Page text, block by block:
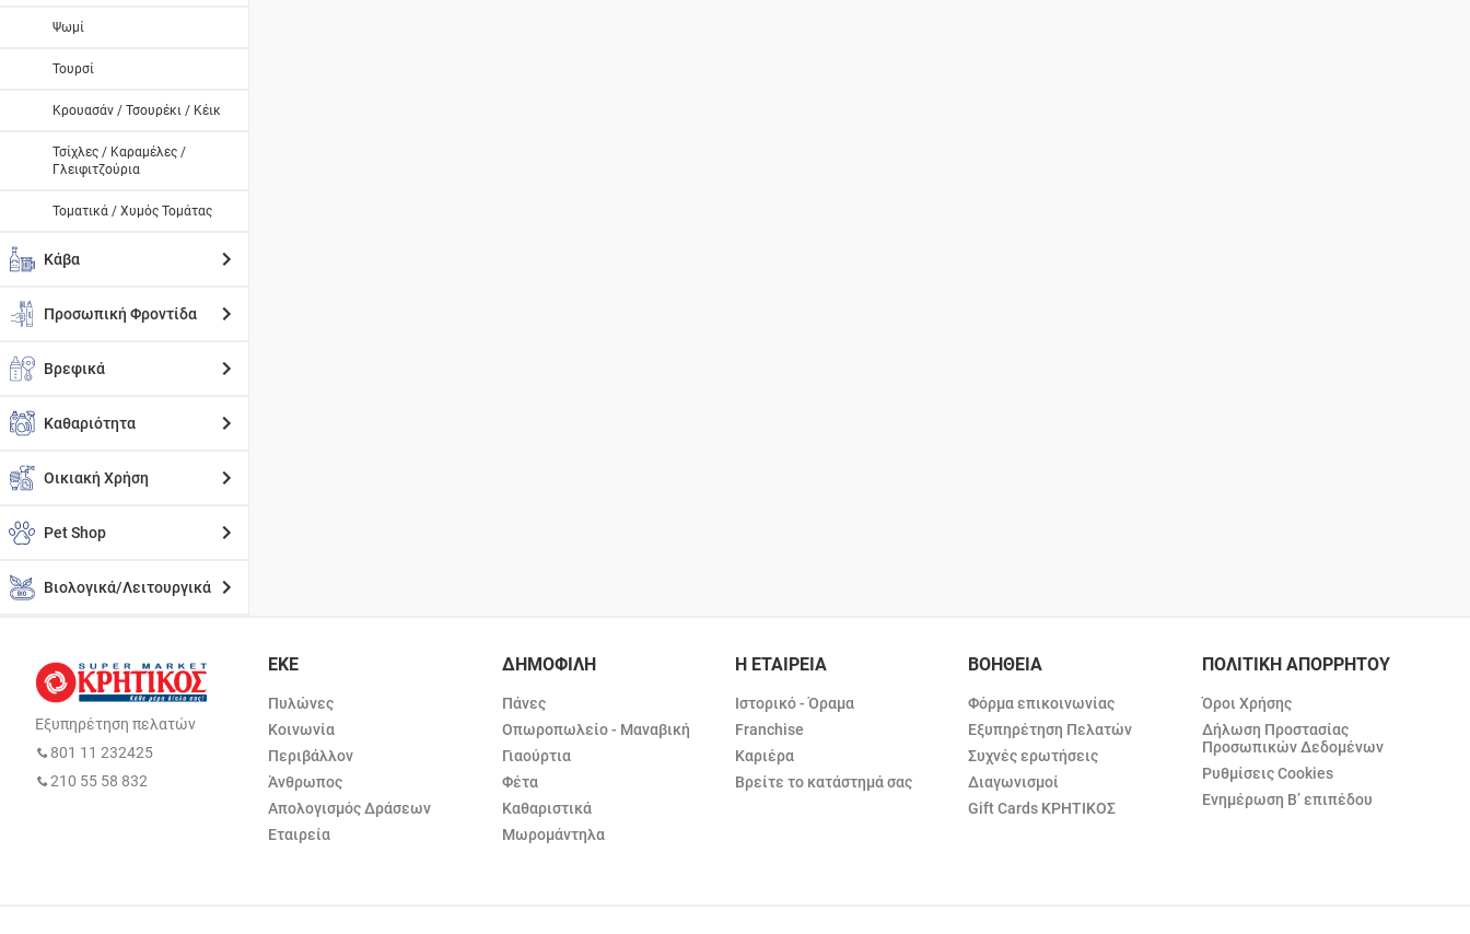
Ψωμί
Τουρσί
Κρουασάν / Τσουρέκι / Κέικ
Τσίχλες / Καραμέλες /
Γλειφιτζούρια
Τοματικά / Χυμός Τομάτας
Κάβα
Προσωπική Φροντίδα
Βρεφικά
Καθαριότητα
Οικιακή Χρήση
Pet Shop
Βιολογικά/Λειτουργικά
Εξυπηρέτηση πελατών
801 11 232425
210 55 58 832
ΕΚΕ
Πυλώνες
Κοινωνία
Περιβάλλον
Άνθρωπος
Απολογισμός Δράσεων
Εταιρεία
ΔΗΜΟΦΙΛΗ
Πάνες
Οπωροπωλείο - Μαναβική
Γιαούρτια
Φέτα
Καθαριστικά
Μωρομάντηλα
Η ΕΤΑΙΡΕΙΑ
Ιστορικό - Όραμα
Franchise
Καριέρα
Βρείτε το κατάστημά σας
ΒΟΗΘΕΙΑ
Φόρμα επικοινωνίας
Εξυπηρέτηση Πελατών
Συχνές ερωτήσεις
Διαγωνισμοί
Gift Cards ΚΡΗΤΙΚΟΣ
ΠΟΛΙΤΙΚΗ ΑΠΟΡΡΗΤΟΥ
Όροι Χρήσης
Δήλωση Προστασίας
Προσωπικών Δεδομένων
Ρυθμίσεις Cookies
Ενημέρωση Β’ επιπέδου